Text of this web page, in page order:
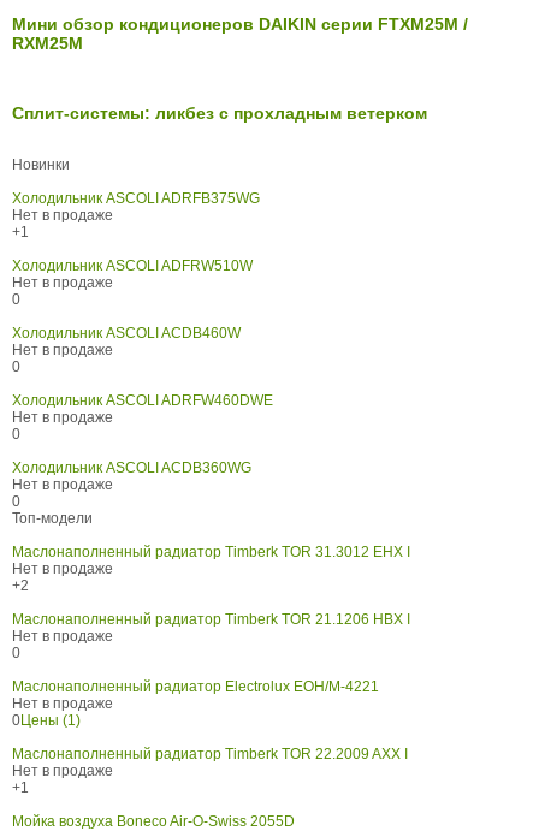
Мини обзор кондиционеров DAIKIN серии FTXM25M /
RXM25M
Сплит-системы: ликбез с прохладным ветерком
Новинки
Холодильник ASCOLI ADRFB375WG
Нет в продаже
+1
Холодильник ASCOLI ADFRW510W
Нет в продаже
0
Холодильник ASCOLI ACDB460W
Нет в продаже
0
Холодильник ASCOLI ADRFW460DWE
Нет в продаже
0
Холодильник ASCOLI ACDB360WG
Нет в продаже
0
Топ-модели
Маслонаполненный радиатор Timberk TOR 31.3012 EHX I
Нет в продаже
+2
Маслонаполненный радиатор Timberk TOR 21.1206 HBX I
Нет в продаже
0
Маслонаполненный радиатор Electrolux EOH/M-4221
Нет в продаже
0Цены (1)
Маслонаполненный радиатор Timberk TOR 22.2009 AXX I
Нет в продаже
+1
Мойка воздуха Boneco Air-O-Swiss 2055D